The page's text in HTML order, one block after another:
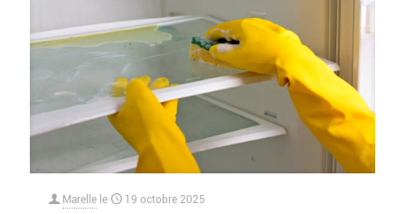
Marelle le 19 octobre 2025